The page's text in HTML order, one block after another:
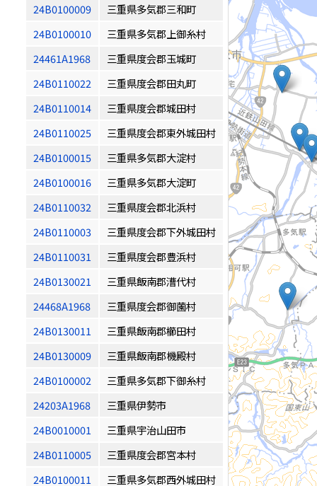
24B0100009
三重県多気郡三和町
24B0100010
三重県多気郡上御糸村
24461A1968
三重県度会郡玉城町
24B0110022
三重県度会郡田丸町
24B0110014
三重県度会郡城田村
24B0110025
三重県度会郡東外城田村
24B0100015
三重県多気郡大淀村
24B0100016
三重県多気郡大淀町
24B0110032
三重県度会郡北浜村
24B0110003
三重県度会郡下外城田村
24B0110031
三重県度会郡豊浜村
24B0130021
三重県飯南郡漕代村
24468A1968
三重県度会郡御薗村
24B0130011
三重県飯南郡櫛田村
24B0130009
三重県飯南郡機殿村
24B0100002
三重県多気郡下御糸村
24203A1968
三重県伊勢市
24B0010001
三重県宇治山田市
24B0110005
三重県度会郡宮本村
24B0100011
三重県多気郡西外城田村